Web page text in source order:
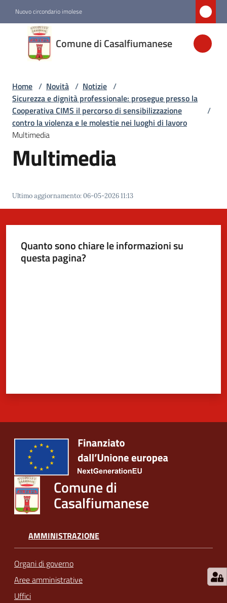
Nuovo circondario imolese
Comune di Casalfiumanese
Comune di
Casalfiumanese
Amministrazione
Novità
Menu selezionato
Servizi
Casalfiumanese
5x1000
Home / Novità / Notizie /
Sicurezza e dignità professionale: prosegue presso la
Cooperativa CIMS il percorso di sensibilizzazione
contro la violenza e le molestie nei luoghi di lavoro
/
Multimedia
Multimedia
Ultimo aggiornamento:06-05-2026 11:13
Quanto sono chiare le informazioni su
questa pagina?
Comune di
Casalfiumanese
AMMINISTRAZIONE
Organi di governo
Aree amministrative
Uffici